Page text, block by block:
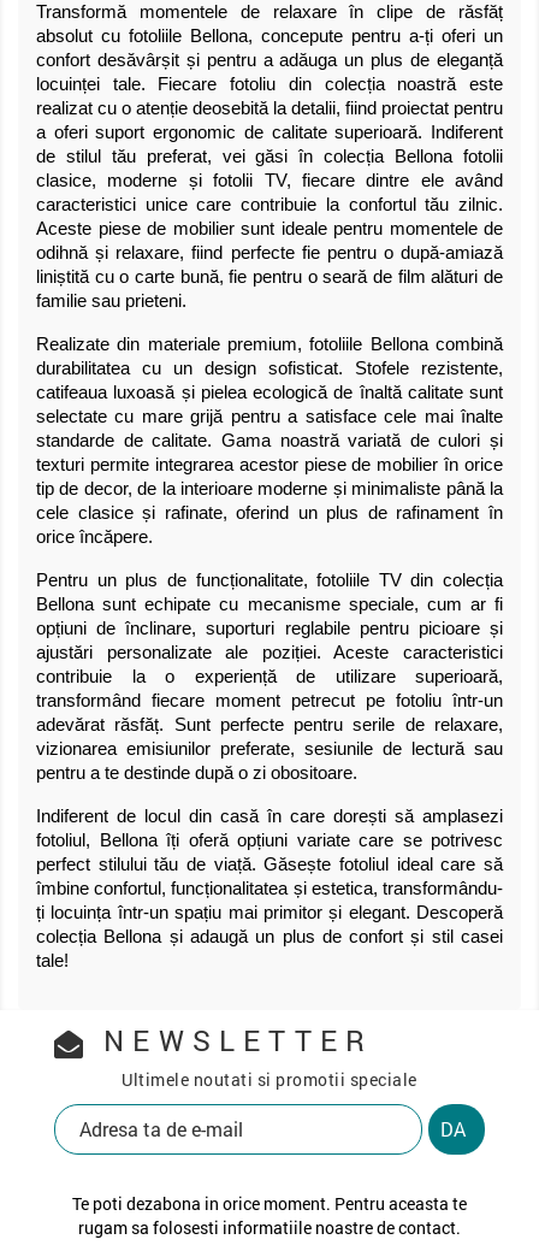
Transformă momentele de relaxare în clipe de răsfăț
absolut cu fotoliile Bellona, concepute pentru a-ți oferi un
confort desăvârșit și pentru a adăuga un plus de eleganță
locuinței tale. Fiecare fotoliu din colecția noastră este
realizat cu o atenție deosebită la detalii, fiind proiectat pentru
a oferi suport ergonomic de calitate superioară. Indiferent
de stilul tău preferat, vei găsi în colecția Bellona fotolii
clasice, moderne și fotolii TV, fiecare dintre ele având
caracteristici unice care contribuie la confortul tău zilnic.
Aceste piese de mobilier sunt ideale pentru momentele de
odihnă și relaxare, fiind perfecte fie pentru o după-amiază
liniștită cu o carte bună, fie pentru o seară de film alături de
familie sau prieteni.
Realizate din materiale premium, fotoliile Bellona combină
durabilitatea cu un design sofisticat. Stofele rezistente,
catifeaua luxoasă și pielea ecologică de înaltă calitate sunt
selectate cu mare grijă pentru a satisface cele mai înalte
standarde de calitate. Gama noastră variată de culori și
texturi permite integrarea acestor piese de mobilier în orice
tip de decor, de la interioare moderne și minimaliste până la
cele clasice și rafinate, oferind un plus de rafinament în
orice încăpere.
Pentru un plus de funcționalitate, fotoliile TV din colecția
Bellona sunt echipate cu mecanisme speciale, cum ar fi
opțiuni de înclinare, suporturi reglabile pentru picioare și
ajustări personalizate ale poziției. Aceste caracteristici
contribuie la o experiență de utilizare superioară,
transformând fiecare moment petrecut pe fotoliu într-un
adevărat răsfăț. Sunt perfecte pentru serile de relaxare,
vizionarea emisiunilor preferate, sesiunile de lectură sau
pentru a te destinde după o zi obositoare.
Indiferent de locul din casă în care dorești să amplasezi
fotoliul, Bellona îți oferă opțiuni variate care se potrivesc
perfect stilului tău de viață. Găsește fotoliul ideal care să
îmbine confortul, funcționalitatea și estetica, transformându-
ți locuința într-un spațiu mai primitor și elegant. Descoperă
colecția Bellona și adaugă un plus de confort și stil casei
tale!
NEWSLETTER
Ultimele noutati si promotii speciale
Te poti dezabona in orice moment. Pentru aceasta te
rugam sa folosesti informatiile noastre de contact.